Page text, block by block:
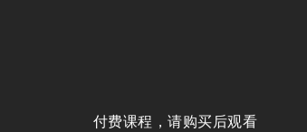
付费课程，请购买后观看